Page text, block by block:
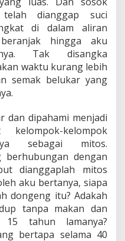
dianggap suci
di dalam aliran
hingga aku
Tak disangka
waktu kurang lebih
semak belukar yang
dan dipahami menjadi
kelompok
sebagai mitos.
berhubungan dengan
dianggaplah mitos
aku bertanya, siapa
dongeng itu? Adakah
tanpa makan dan
tahun lamanya?
bertapa selama 40